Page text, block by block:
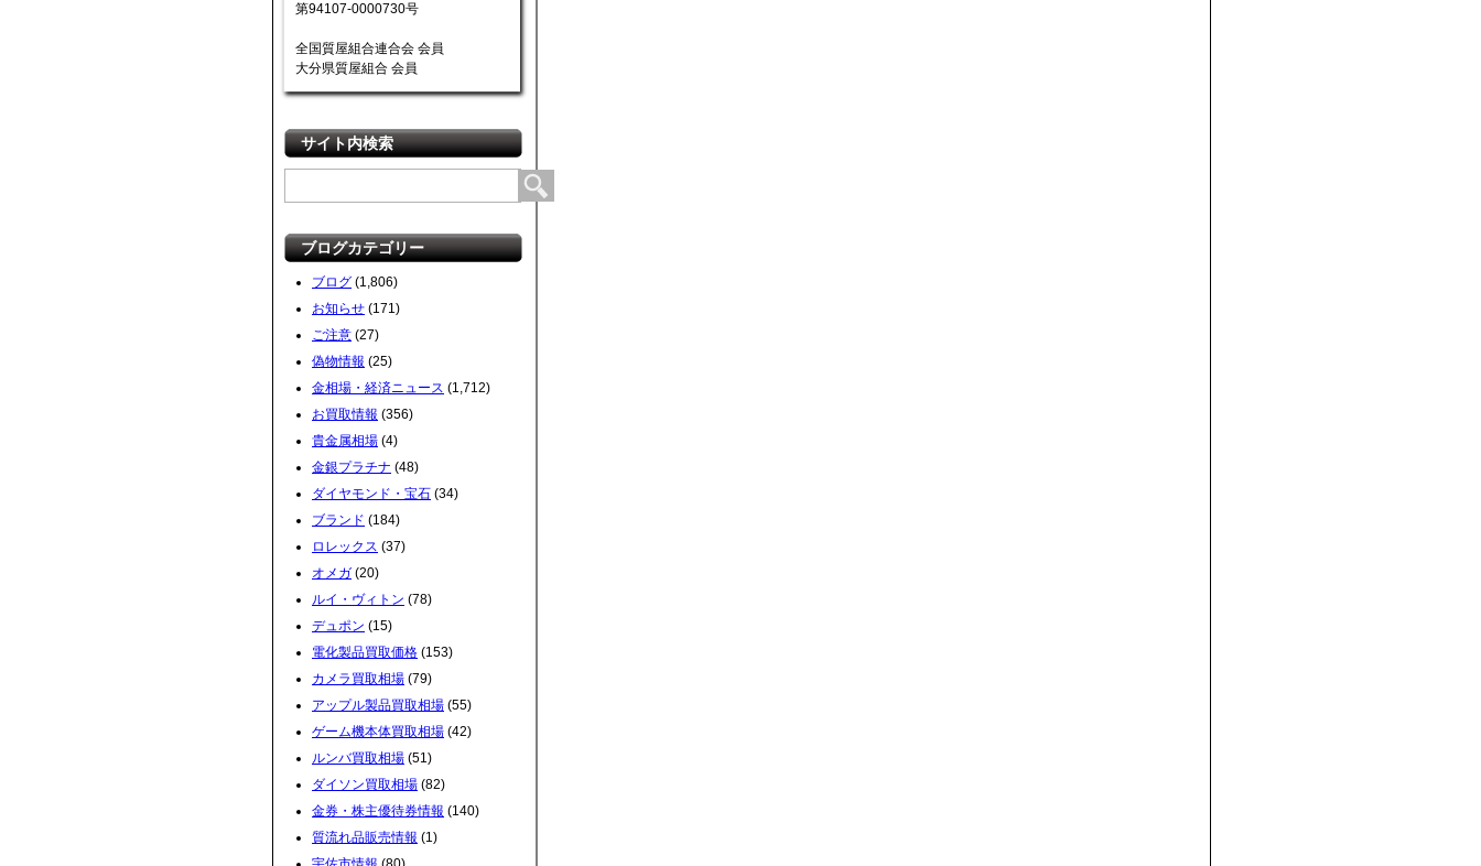
第94107-0000730号
全国質屋組合連合会 会員
大分県質屋組合 会員
サイト内検索
ブログカテゴリー
ブログ (1,806)
お知らせ (171)
ご注意 (27)
偽物情報 (25)
金相場・経済ニュース (1,712)
お買取情報 (356)
貴金属相場 (4)
金銀プラチナ (48)
ダイヤモンド・宝石 (34)
ブランド (184)
ロレックス (37)
オメガ (20)
ルイ・ヴィトン (78)
デュポン (15)
電化製品買取価格 (153)
カメラ買取相場 (79)
アップル製品買取相場 (55)
ゲーム機本体買取相場 (42)
ルンバ買取相場 (51)
ダイソン買取相場 (82)
金券・株主優待券情報 (140)
質流れ品販売情報 (1)